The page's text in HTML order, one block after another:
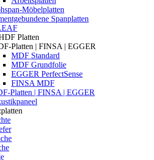
Möbelplatten
Spanplatten
Platten
Platten | FINSA | EGGER
MDF Standard
MDF Grundfolie
EGGER PerfectSense
FINSA MDF
Platten | FINSA | EGGER